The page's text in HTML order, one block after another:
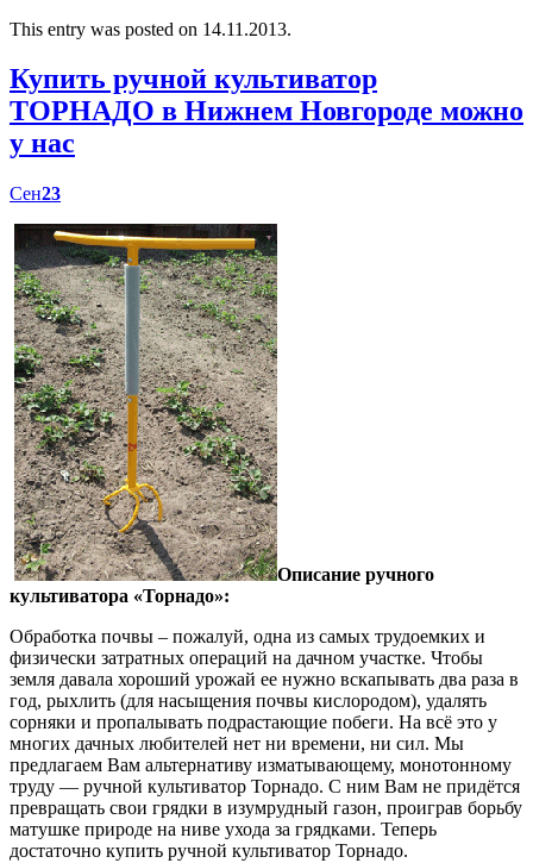
This entry was posted on 14.11.2013.
Купить ручной культиватор
ТОРНАДО в Нижнем Новгороде можно
у нас
Сен23
Описание ручного
культиватора «Торнадо»:
Обработка почвы – пожалуй, одна из самых трудоемких и
физически затратных операций на дачном участке. Чтобы
земля давала хороший урожай ее нужно вскапывать два раза в
год, рыхлить (для насыщения почвы кислородом), удалять
сорняки и пропалывать подрастающие побеги. На всё это у
многих дачных любителей нет ни времени, ни сил. Мы
предлагаем Вам альтернативу изматывающему, монотонному
труду — ручной культиватор Торнадо. С ним Вам не придётся
превращать свои грядки в изумрудный газон, проиграв борьбу
матушке природе на ниве ухода за грядками. Теперь
достаточно купить ручной культиватор Торнадо.